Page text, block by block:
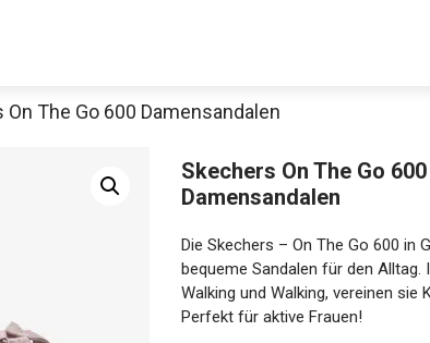
The Go 600 Damensandalen
Skechers On The Go 600
Damensandalen
Die Skechers – On The Go 600 in
bequeme Sandalen für den Alltag.
Walking und Walking, vereinen sie
Perfekt für aktive Frauen!